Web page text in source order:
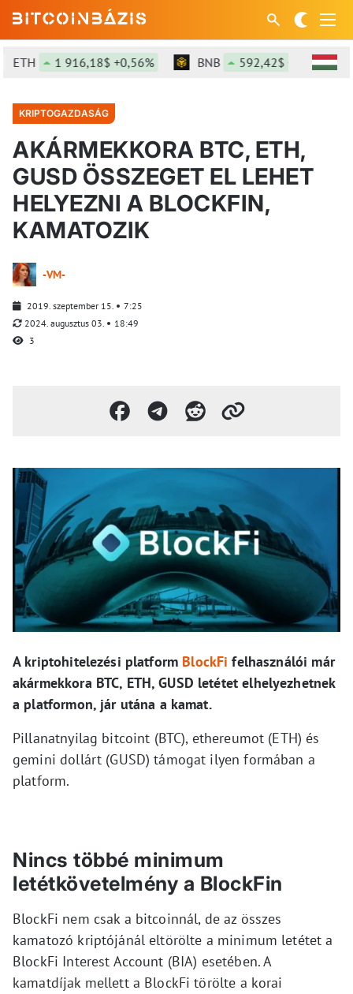
ETH 1 916,18$ +0,56% BNB 592,42$ +0,09%
KRIPTOGAZDASÁG
AKÁRMEKKORA BTC, ETH,
GUSD ÖSSZEGET EL LEHET
HELYEZNI A BLOCKFIN,
KAMATOZIK
-VM-
2019. szeptember 15.
7:25
2024. augusztus 03.
18:49
3
A kriptohitelezési platform BlockFi felhasználói már
akármekkora BTC, ETH, GUSD letétet elhelyezhetnek
a platformon, jár utána a kamat.
Pillanatnyilag bitcoint (BTC), ethereumot (ETH) és
gemini dollárt (GUSD) támogat ilyen formában a
platform.
Nincs többé minimum
letétkövetelmény a BlockFin
BlockFi nem csak a bitcoinnál, de az összes
kamatozó kriptójánál eltörölte a minimum letétet a
BlockFi Interest Account (BIA) esetében. A
kamatdíjak mellett a BlockFi törölte a korai